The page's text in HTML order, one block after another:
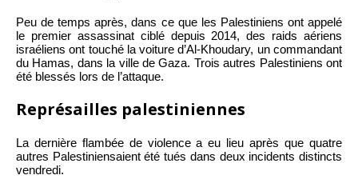
Peu de temps après, dans ce que les Palestiniens ont appelé
le premier assassinat ciblé depuis 2014, des raids aériens
israéliens ont touché la voiture d’Al-Khoudary, un commandant
du Hamas, dans la ville de Gaza. Trois autres Palestiniens ont
été blessés lors de l’attaque.
Représailles palestiniennes
La dernière flambée de violence a eu lieu après que quatre
autres Palestiniensaient été tués dans deux incidents distincts
vendredi.